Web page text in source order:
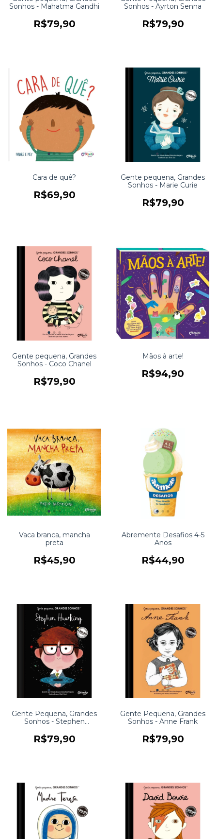
Sonhos - Mahatma Gandhi
R$79,90
Sonhos - Ayrton Senna
R$79,90
Cara de quê?
R$69,90
Gente pequena, Grandes
Sonhos - Marie Curie
R$79,90
Gente pequena, Grandes
Sonhos - Coco Chanel
R$79,90
Mãos à arte!
R$94,90
Vaca branca, mancha
preta
R$45,90
Abremente Desafios 4-5
Anos
R$44,90
Gente Pequena, Grandes
Sonhos - Stephen
R$79,90
Gente Pequena, Grandes
Sonhos - Anne Frank
R$79,90